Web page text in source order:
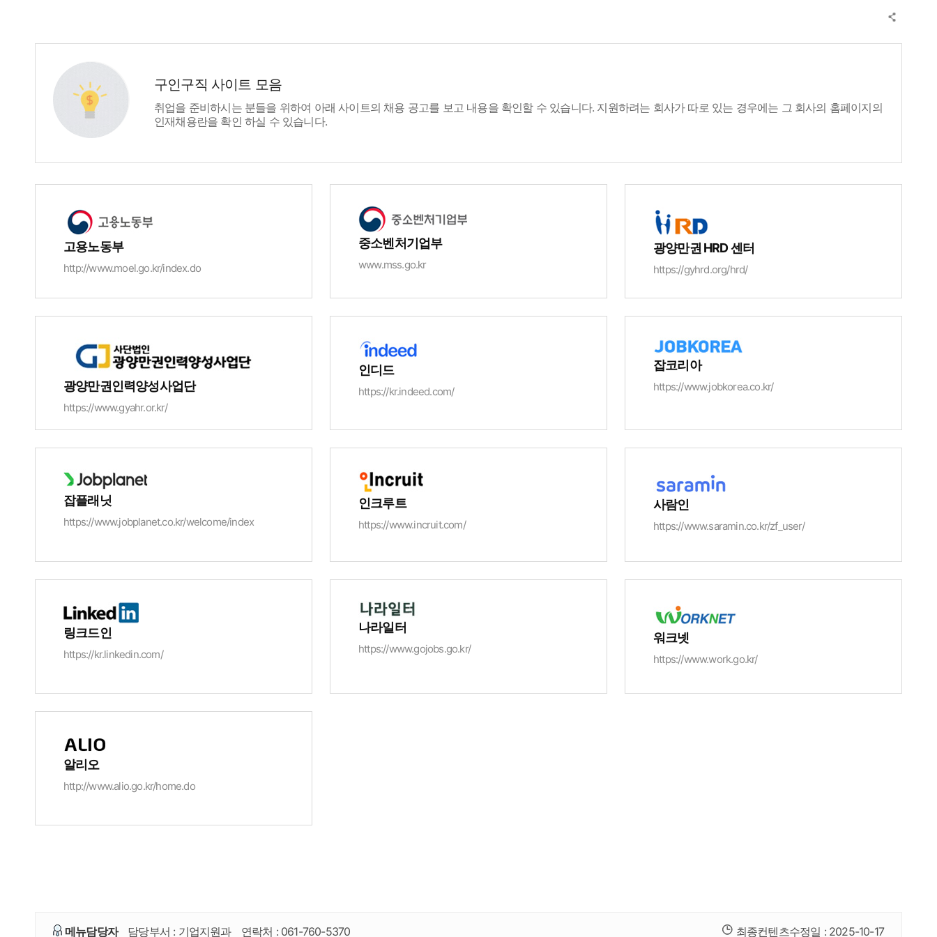
구인구직 사이트 모음
취업을 준비하시는 분들을 위하여 아래 사이트의 채용 공고를 보고 내용을 확인할 수 있습니다. 지원하려는 회사가 따로 있는 경우에는 그 회사의 홈페이지의
인재채용란을 확인 하실 수 있습니다.
고용노동부
http://www.moel.go.kr/index.do
중소벤처기업부
www.mss.go.kr
광양만권 HRD 센터
https://gyhrd.org/hrd/
광양만권인력양성사업단
https://www.gyahr.or.kr/
인디드
https://kr.indeed.com/
잡코리아
https://www.jobkorea.co.kr/
잡플래닛
https://www.jobplanet.co.kr/welcome/index
인크루트
https://www.incruit.com/
사람인
https://www.saramin.co.kr/zf_user/
링크드인
https://kr.linkedin.com/
나라일터
https://www.gojobs.go.kr/
워크넷
https://www.work.go.kr/
알리오
http://www.alio.go.kr/home.do
메뉴담당자 담당부서 : 기업지원과 연락처 : 061-760-5370 최종컨텐츠수정일 : 2025-10-17